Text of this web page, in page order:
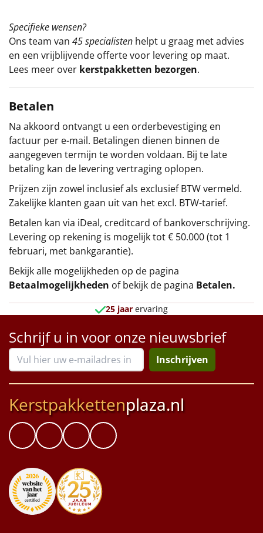
Specifieke wensen?
Ons team van 45 specialisten helpt u graag met advies
en een vrijblijvende offerte voor levering op maat.
Lees meer over kerstpakketten bezorgen.
Betalen
Na akkoord ontvangt u een orderbevestiging en
factuur per e-mail. Betalingen dienen binnen de
aangegeven termijn te worden voldaan. Bij te late
betaling kan de levering vertraging oplopen.
Prijzen zijn zowel inclusief als exclusief BTW vermeld.
Zakelijke klanten gaan uit van het excl. BTW-tarief.
Betalen kan via iDeal, creditcard of bankoverschrijving.
Levering op rekening is mogelijk tot € 50.000 (tot 1
februari, met bankgarantie).
Bekijk alle mogelijkheden op de pagina
Betaalmogelijkheden of bekijk de pagina Betalen.
25 jaar ervaring
Schrijf u in voor onze nieuwsbrief
Inschrijven
Kerstpakkettenplaza.nl